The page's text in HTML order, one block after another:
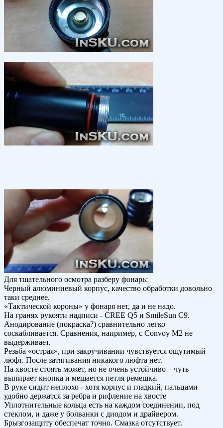
Для тщательного осмотра разберу фонарь:
Черный алюминиевый корпус, качество обработки довольно
таки среднее.
«Тактической короны» у фонаря нет, да и не надо.
На гранях рукояти надписи - CREE Q5 и SmileSun C9.
Анодирование (покраска?) сравнительно легко
соскабливается. Сравнения, например, с Convoy M2 не
выдерживает.
Резьба «острая», при закручивании чувствуется ощутимый
люфт. После затягивания никакого люфта нет.
На хвосте стоять может, но не очень устойчиво – чуть
выпирает кнопка и мешается петля ремешка.
В руке сидит неплохо - хотя корпус и гладкий, пальцами
удобно держатся за ребра и рифление на хвосте
Уплотнительные кольца есть на каждом соединении, под
стеклом, и даже у болванки с диодом и драйвером.
Брызгозащиту обеспечат точно. Смазка отсутствует.